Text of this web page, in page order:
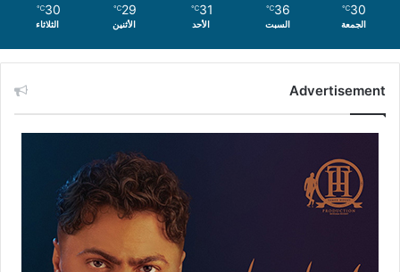
30
℃
الجمعة
36
℃
السبت
31
℃
الأحد
29
℃
الأثنين
30
℃
الثلاثاء
Advertisement